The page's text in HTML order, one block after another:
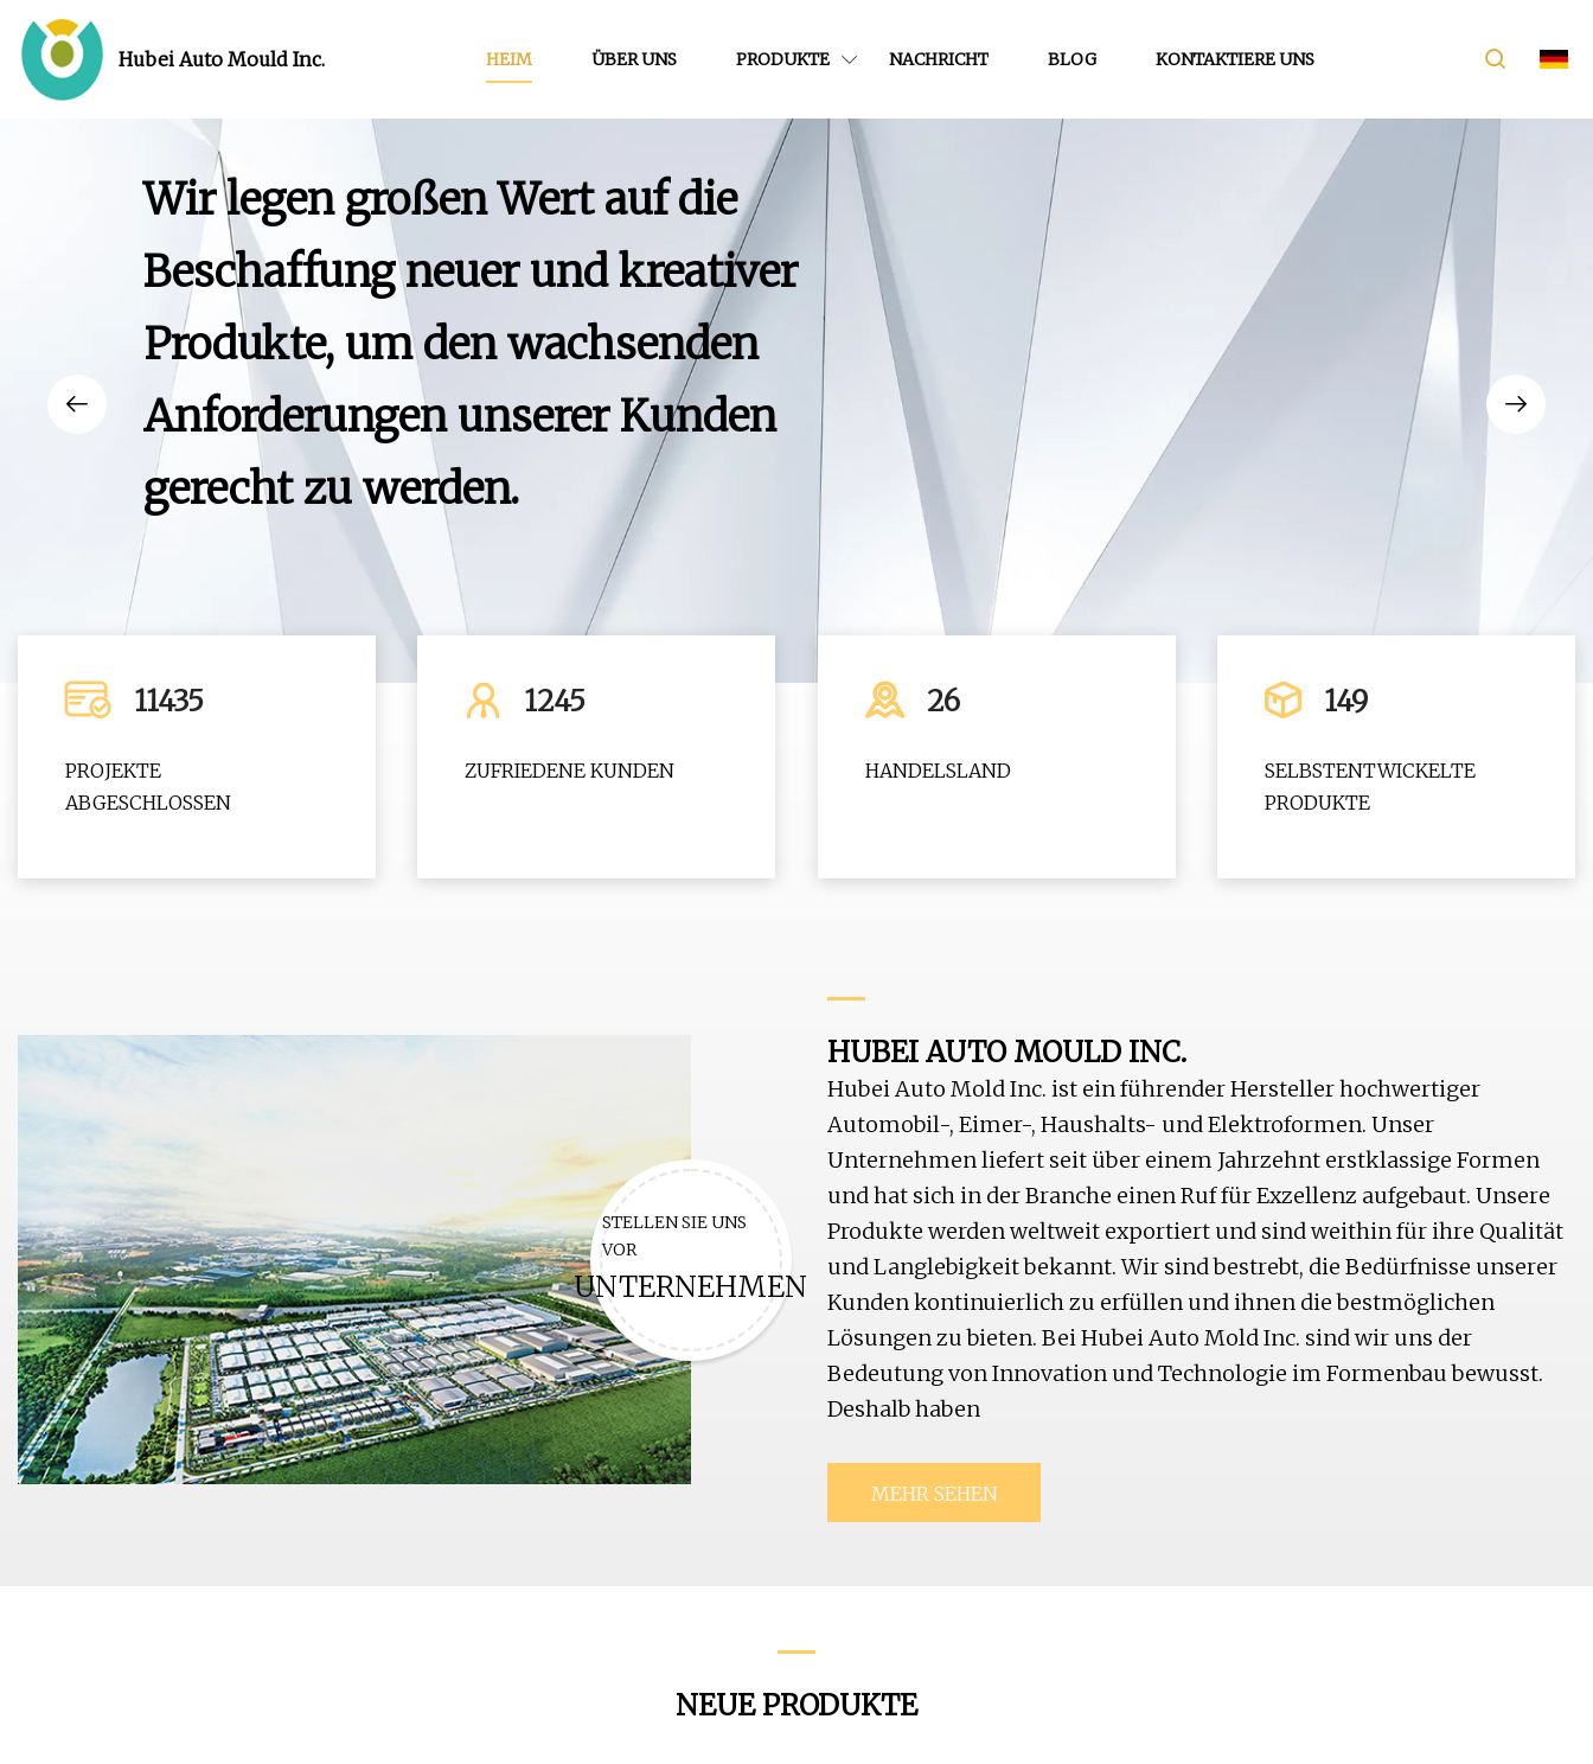
Hubei Auto Mould Inc. HEIM ÜBER UNS PRODUKTE NACHRICHT BLOG KONTAKTIERE UNS
11435
PROJEKTE
ABGESCHLOSSEN
1245
ZUFRIEDENE KUNDEN
26
HANDELSLAND
149
SELBSTENTWICKELTE
PRODUKTE
STELLEN SIE UNS
VOR
UNTERNEHMEN
HUBEI AUTO MOULD INC.
Hubei Auto Mold Inc. ist ein führender Hersteller hochwertiger
Automobil-, Eimer-, Haushalts- und Elektroformen. Unser
Unternehmen liefert seit über einem Jahrzehnt erstklassige Formen
und hat sich in der Branche einen Ruf für Exzellenz aufgebaut. Unsere
Produkte werden weltweit exportiert und sind weithin für ihre Qualität
und Langlebigkeit bekannt. Wir sind bestrebt, die Bedürfnisse unserer
Kunden kontinuierlich zu erfüllen und ihnen die bestmöglichen
Lösungen zu bieten. Bei Hubei Auto Mold Inc. sind wir uns der
Bedeutung von Innovation und Technologie im Formenbau bewusst.
Deshalb haben
MEHR SEHEN
NEUE PRODUKTE